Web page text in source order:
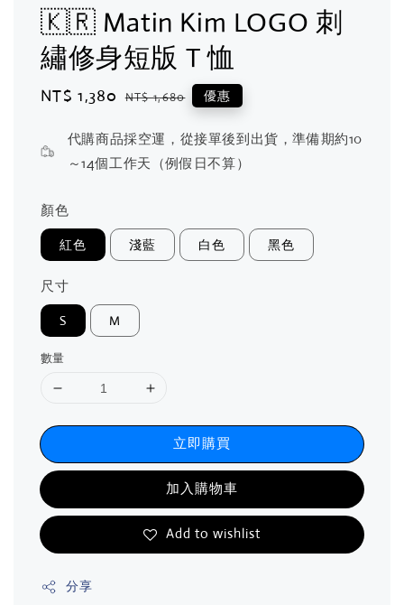
🇰🇷 Matin Kim LOGO 刺
繡修身短版 T 恤
Sale
NT$ 1,380 Regular
NT$ 1,680 優惠
代購商品採空運，從接單後到出貨，準備期約10
～14個工作天（例假日不算）
顏色
紅色 淺藍 白色 黑色
尺寸
S M
數量
立即購買
加入購物車
Add to wishlist
分享